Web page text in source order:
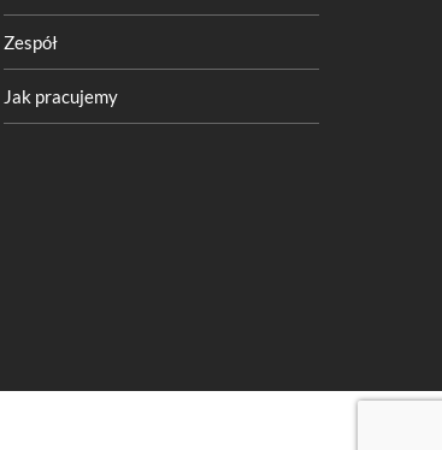
Zespół
Jak pracujemy